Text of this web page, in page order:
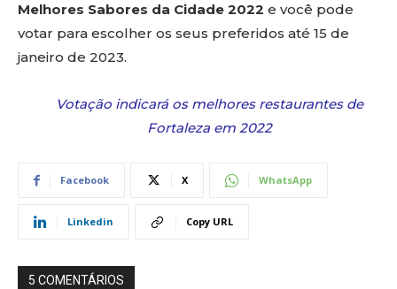
Melhores Sabores da Cidade 2022 e você pode
votar para escolher os seus preferidos até 15 de
janeiro de 2023.
Votação indicará os melhores restaurantes de
Fortaleza em 2022
Facebook X WhatsApp
Linkedin Copy URL
5 COMENTÁRIOS